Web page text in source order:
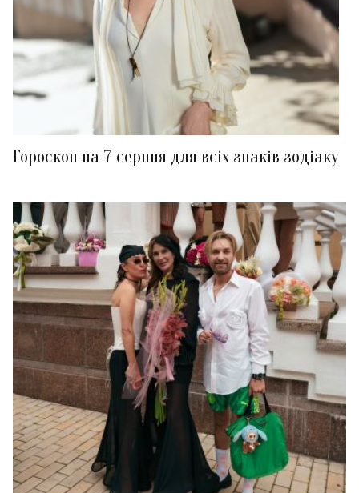
Гороскоп на 7 серпня для всіх знаків зодіаку